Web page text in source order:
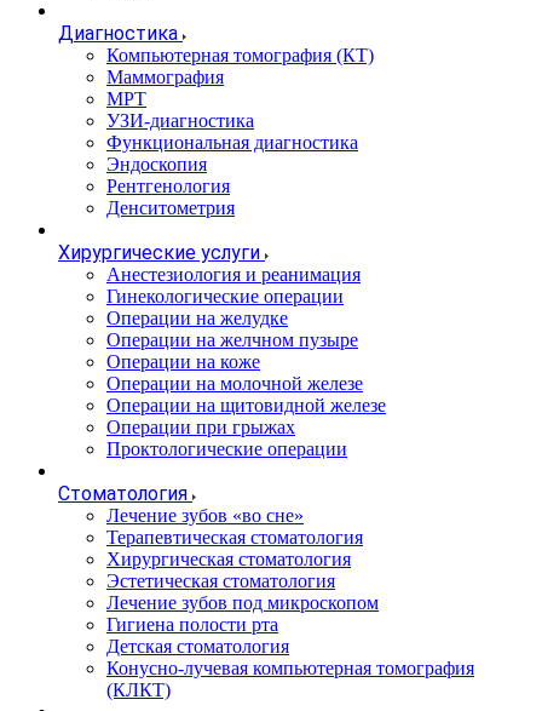
Диагностика
Компьютерная томография (КТ)
Маммография
МРТ
УЗИ-диагностика
Функциональная диагностика
Эндоскопия
Рентгенология
Денситометрия
Хирургические услуги
Анестезиология и реанимация
Гинекологические операции
Операции на желудке
Операции на желчном пузыре
Операции на коже
Операции на молочной железе
Операции на щитовидной железе
Операции при грыжах
Проктологические операции
Стоматология
Лечение зубов «во сне»
Терапевтическая стоматология
Хирургическая стоматология
Эстетическая стоматология
Лечение зубов под микроскопом
Гигиена полости рта
Детская стоматология
Конусно-лучевая компьютерная томография
(КЛКТ)